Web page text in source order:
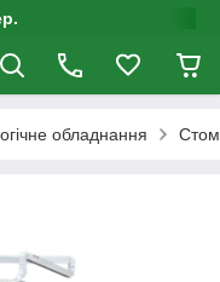
обладнання